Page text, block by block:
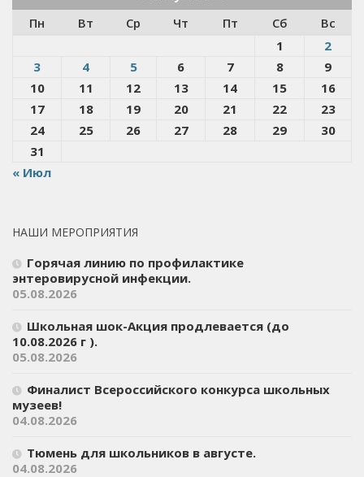
Пн
Вт Ср Чт Пт Сб
Вс
1
2
3
4 5 6 7 8
9
10
11 12 13 14 15
16
17
18 19 20 21 22
23
24
25 26 27 28 29
30
31
« Июл
НАШИ МЕРОПРИЯТИЯ
Горячая линию по профилактике
энтеровирусной инфекции.
05.08.2026
Школьная шок-Акция продлевается (до
10.08.2026 г ).
05.08.2026
Финалист Всероссийского конкурса школьных
музеев!
04.08.2026
Тюмень для школьников в августе.
04.08.2026